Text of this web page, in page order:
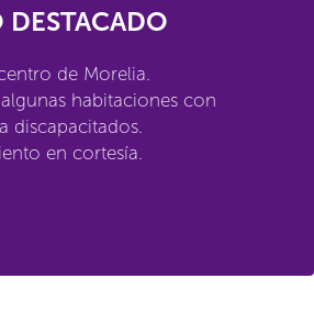
DESTACADO
de Morelia.
habitaciones con
discapacitados.
en cortesía.